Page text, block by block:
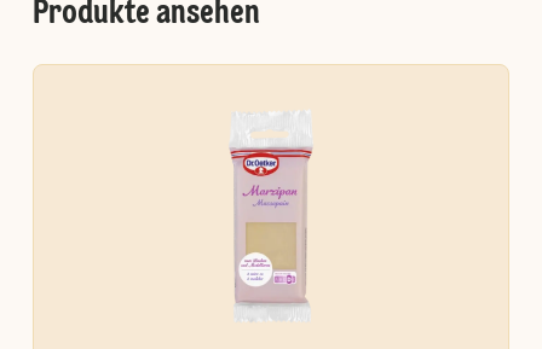
Produkte ansehen